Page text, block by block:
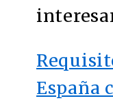
España